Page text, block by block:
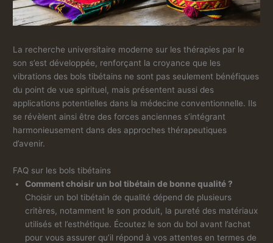
La recherche universitaire moderne sur les thérapies par le
son s’est développée, renforçant la croyance que les
vibrations des bols tibétains ne sont pas seulement bénéfiques
du point de vue spirituel, mais présentent aussi des
applications potentielles dans la médecine conventionnelle. Ils
se révèlent ainsi être des forces anciennes s’intégrant
harmonieusement dans des approches thérapeutiques
d’avenir.
FAQ sur les bols tibétains
Comment choisir un bol tibétain de bonne qualité ?
Choisir un bol tibétain de qualité dépend de plusieurs
critères, notamment le son produit, la pureté des matériaux
utilisés et l’esthétique. Écoutez le son du bol avant l’achat
pour vous assurer qu’il répond à vos attentes en termes de